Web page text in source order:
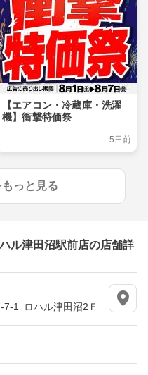
【エアコン・冷蔵庫・洗濯
機】衝撃特価祭
5日前
っと見る
ル津田沼駅前店の店舗詳
7-1 ロハル津田沼2Ｆ